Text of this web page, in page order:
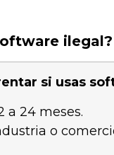
ilegal?
si usas
a 24 meses.
o